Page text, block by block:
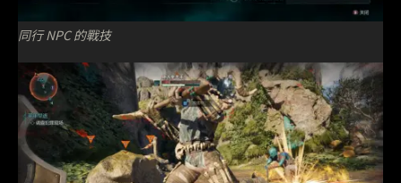
同行 NPC 的戰技